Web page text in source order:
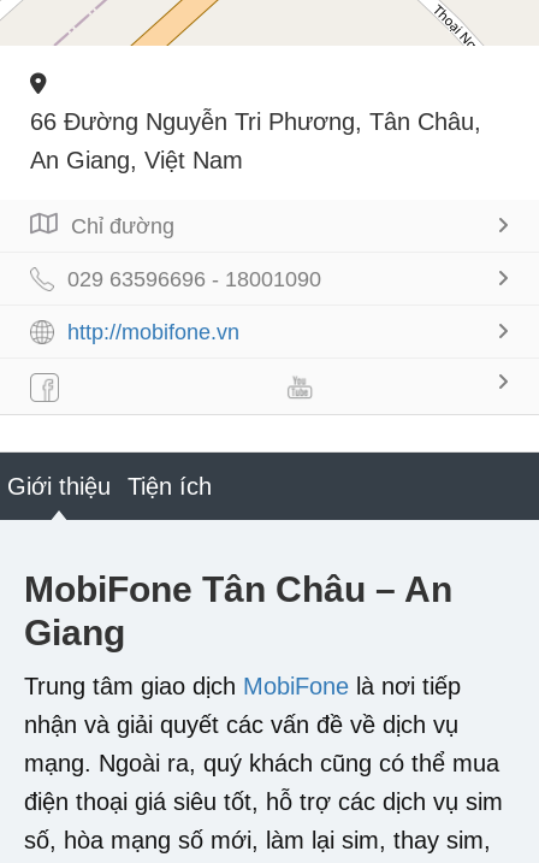
66 Đường Nguyễn Tri Phương, Tân Châu,
An Giang, Việt Nam
Chỉ đường
029 63596696 - 18001090
http://mobifone.vn
Giới thiệu Tiện ích
MobiFone Tân Châu – An
Giang
Trung tâm giao dịch MobiFone là nơi tiếp
nhận và giải quyết các vấn đề về dịch vụ
mạng. Ngoài ra, quý khách cũng có thể mua
điện thoại giá siêu tốt, hỗ trợ các dịch vụ sim
số, hòa mạng số mới, làm lại sim, thay sim,